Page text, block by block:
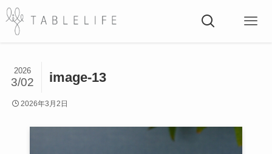
image-13
2026
3/02
2026年3月2日